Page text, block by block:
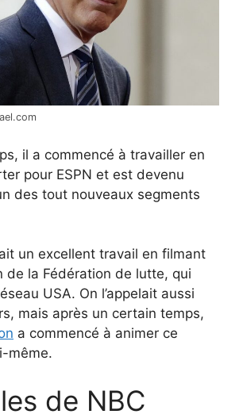
il a commencé à travailler en
pour ESPN et est devenu
des tout nouveaux segments
un excellent travail en filmant
de la Fédération de lutte, qui
USA. On l’appelait aussi
mais après un certain temps,
a commencé à animer ce
même.
de NBC